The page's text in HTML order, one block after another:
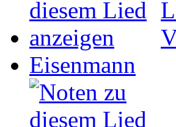
Eisenmann